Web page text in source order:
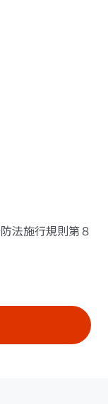
法施行規則第８